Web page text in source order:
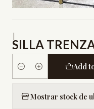
|
SILLA
Quantity
Add
Mostrar stock de